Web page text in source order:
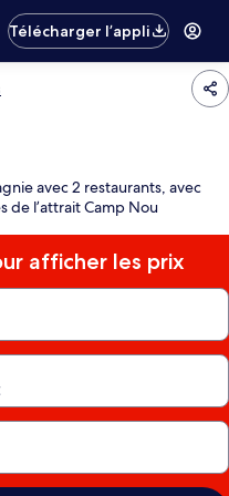
Télécharger l’appli
avec 2 restaurants, avec
de l’attrait Camp Nou
afficher les prix